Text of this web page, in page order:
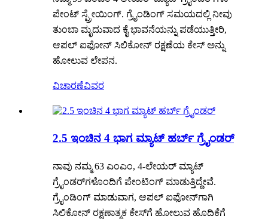
ಪೇಂಟ್ ಸ್ಪ್ರೇಯಿಂಗ್. ಗ್ರೈಂಡಿಂಗ್ ಸಮಯದಲ್ಲಿ ನೀವು
ತುಂಬಾ ಮೃದುವಾದ ಕೈ ಭಾವನೆಯನ್ನು ಪಡೆಯುತ್ತೀರಿ,
ಆಪಲ್ ಐಫೋನ್ ಸಿಲಿಕೋನ್ ರಕ್ಷಣೆಯ ಕೇಸ್ ಅನ್ನು
ಹೋಲುವ ಲೇಪನ.
ವಿಚಾರಣೆವಿವರ
2.5 ಇಂಚಿನ 4 ಭಾಗ ಮ್ಯಾಟ್ ಹರ್ಬ್ ಗ್ರೈಂಡರ್
ನಾವು ನಮ್ಮ 63 ಎಂಎಂ, 4-ಲೇಯರ್ ಮ್ಯಾಟ್
ಗ್ರೈಂಡರ್‌ಗಳೊಂದಿಗೆ ಪೇಂಟಿಂಗ್ ಮಾಡುತ್ತಿದ್ದೇವೆ.
ಗ್ರೈಂಡಿಂಗ್ ಮಾಡುವಾಗ, ಆಪಲ್ ಐಫೋನ್‌ಗಾಗಿ
ಸಿಲಿಕೋನ್ ರಕ್ಷಣಾತ್ಮಕ ಕೇಸ್‌ಗೆ ಹೋಲುವ ಹೊದಿಕೆಗೆ